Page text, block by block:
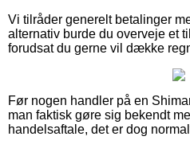
Vi tilråder generelt betalinger
alternativ burde du overveje et
forudsat du gerne vil dække
Før nogen handler på en
man faktisk gøre sig bekendt
handelsaftale, det er dog